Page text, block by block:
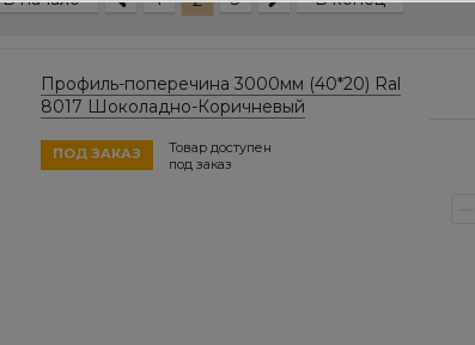
Профиль-поперечина 3000мм (40*20) Ral
8017 Шоколадно-Коричневый
ПОД ЗАКАЗ
Товар доступен
под заказ